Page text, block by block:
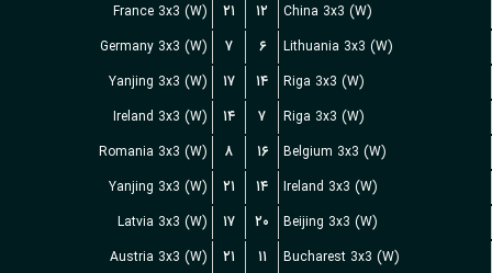
France 3x3 (W)
۲۱ ۱۲
China 3x3 (W)
Germany 3x3 (W)
۷ ۶
Lithuania 3x3 (W)
Yanjing 3x3 (W)
۱۷ ۱۴
Riga 3x3 (W)
Ireland 3x3 (W)
۱۴ ۷
Riga 3x3 (W)
Romania 3x3 (W)
۸ ۱۶
Belgium 3x3 (W)
Yanjing 3x3 (W)
۲۱ ۱۴
Ireland 3x3 (W)
Latvia 3x3 (W)
۱۷ ۲۰
Beijing 3x3 (W)
Austria 3x3 (W)
۲۱ ۱۱ Bucharest 3x3 (W)